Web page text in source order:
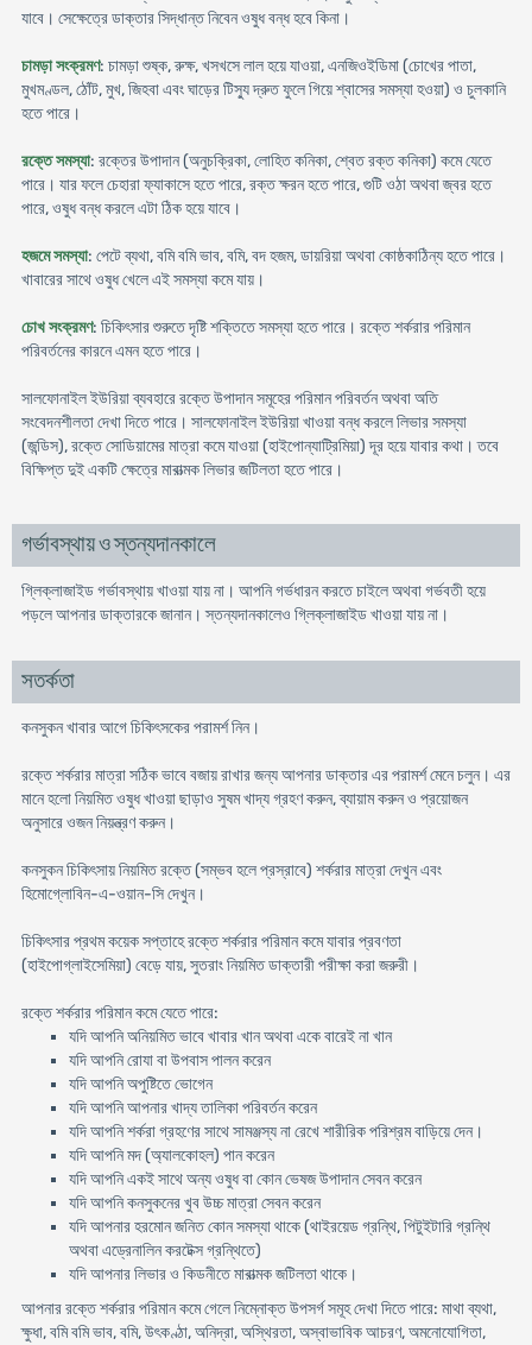
যাবে। সেক্ষেত্রে ডাক্তার সিদ্ধান্ত নিবেন ওষুধ বন্ধ হবে কিনা।
চামড়া সংক্রমণ: চামড়া শুষ্ক, রুক্ষ, খসখসে লাল হয়ে যাওয়া, এনজিওইডিমা (চোখের পাতা,
মুখমণ্ডল, ঠোঁট, মুখ, জিহবা এবং ঘাড়ের টিস্যু দ্রুত ফুলে গিয়ে শ্বাসের সমস্যা হওয়া) ও চুলকানি
হতে পারে।
রক্তে সমস্যা: রক্তের উপাদান (অনুচক্রিকা, লোহিত কনিকা, শ্বেত রক্ত কনিকা) কমে যেতে
পারে। যার ফলে চেহারা ফ্যাকাসে হতে পারে, রক্ত ক্ষরন হতে পারে, গুটি ওঠা অথবা জ্বর হতে
পারে, ওষুধ বন্ধ করলে এটা ঠিক হয়ে যাবে।
হজমে সমস্যা: পেটে ব্যথা, বমি বমি ভাব, বমি, বদ হজম, ডায়রিয়া অথবা কোষ্ঠকাঠিন্য হতে পারে।
খাবারের সাথে ওষুধ খেলে এই সমস্যা কমে যায়।
চোখ সংক্রমণ: চিকিৎসার শুরুতে দৃষ্টি শক্তিতে সমস্যা হতে পারে। রক্তে শর্করার পরিমান
পরিবর্তনের কারনে এমন হতে পারে।
সালফোনাইল ইউরিয়া ব্যবহারে রক্তে উপাদান সমূহের পরিমান পরিবর্তন অথবা অতি
সংবেদনশীলতা দেখা দিতে পারে। সালফোনাইল ইউরিয়া খাওয়া বন্ধ করলে লিভার সমস্যা
(জন্ডিস), রক্তে সোডিয়ামের মাত্রা কমে যাওয়া (হাইপোন্যাট্রিমিয়া) দূর হয়ে যাবার কথা। তবে
বিক্ষিপ্ত দুই একটি ক্ষেত্রে মারাত্মক লিভার জটিলতা হতে পারে।
গর্ভাবস্থায় ও স্তন্যদানকালে
গ্লিক্লাজাইড গর্ভাবস্থায় খাওয়া যায় না। আপনি গর্ভধারন করতে চাইলে অথবা গর্ভবতী হয়ে
পড়লে আপনার ডাক্তারকে জানান। স্তন্যদানকালেও গ্লিক্লাজাইড খাওয়া যায় না।
সতর্কতা
কনসুকন খাবার আগে চিকিৎসকের পরামর্শ নিন।
রক্তে শর্করার মাত্রা সঠিক ভাবে বজায় রাখার জন্য আপনার ডাক্তার এর পরামর্শ মেনে চলুন। এর
মানে হলো নিয়মিত ওষুধ খাওয়া ছাড়াও সুষম খাদ্য গ্রহণ করুন, ব্যায়াম করুন ও প্রয়োজন
অনুসারে ওজন নিয়ন্ত্রণ করুন।
কনসুকন চিকিৎসায় নিয়মিত রক্তে (সম্ভব হলে প্রস্রাবে) শর্করার মাত্রা দেখুন এবং
হিমোগ্লোবিন-এ-ওয়ান-সি দেখুন।
চিকিৎসার প্রথম কয়েক সপ্তাহে রক্তে শর্করার পরিমান কমে যাবার প্রবণতা
(হাইপোগ্লাইসেমিয়া) বেড়ে যায়, সুতরাং নিয়মিত ডাক্তারী পরীক্ষা করা জরুরী।
রক্তে শর্করার পরিমান কমে যেতে পারে:
যদি আপনি অনিয়মিত ভাবে খাবার খান অথবা একে বারেই না খান
যদি আপনি রোযা বা উপবাস পালন করেন
যদি আপনি অপুষ্টিতে ভোগেন
যদি আপনি আপনার খাদ্য তালিকা পরিবর্তন করেন
যদি আপনি শর্করা গ্রহণের সাথে সামঞ্জস্য না রেখে শারীরিক পরিশ্রম বাড়িয়ে দেন।
যদি আপনি মদ (অ্যালকোহল) পান করেন
যদি আপনি একই সাথে অন্য ওষুধ বা কোন ভেষজ উপাদান সেবন করেন
যদি আপনি কনসুকনের খুব উচ্চ মাত্রা সেবন করেন
যদি আপনার হরমোন জনিত কোন সমস্যা থাকে (থাইরয়েড গ্রন্থি, পিটুইটারি গ্রন্থি
অথবা এড্রেনালিন করটেক্স গ্রন্থিতে)
যদি আপনার লিভার ও কিডনীতে মারাত্মক জটিলতা থাকে।
আপনার রক্তে শর্করার পরিমান কমে গেলে নিম্নোক্ত উপসর্গ সমূহ দেখা দিতে পারে: মাথা ব্যথা,
ক্ষুধা, বমি বমি ভাব, বমি, উৎকণ্ঠা, অনিদ্রা, অস্থিরতা, অস্বাভাবিক আচরণ, অমনোযোগিতা,